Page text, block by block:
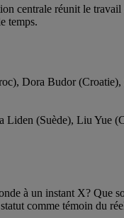
centrale réunit le
temps.
Dora Budor (Croatie),
Liden (Suède), Liu Yue
à un instant X? Que
comme témoin du